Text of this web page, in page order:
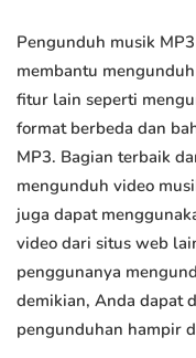
Pengunduh musik
membantu
fitur lain seperti
format berbeda dan
MP3. Bagian terbaik
mengunduh video
juga dapat
video dari situs web
penggunanya
demikian, Anda dapat
pengunduhan hampir